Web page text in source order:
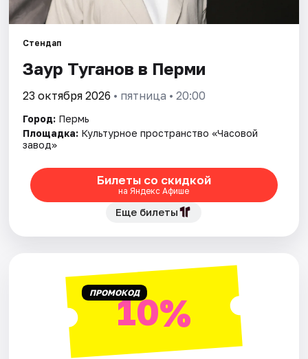
Площадки
Артисты
Рейтинги
Стендап
Заур Туганов в Перми
23 октября 2026 • пятница • 20:00
Город: Пермь
Площадка: Культурное пространство «Часовой
завод»
Билеты со скидкой
на Яндекс Афише
Еще билеты
ПРОМОКОД10%